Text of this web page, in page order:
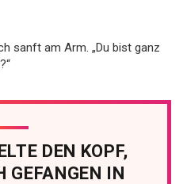
sanft am Arm. „Du bist ganz
DEN KOPF,
GEFANGEN IN